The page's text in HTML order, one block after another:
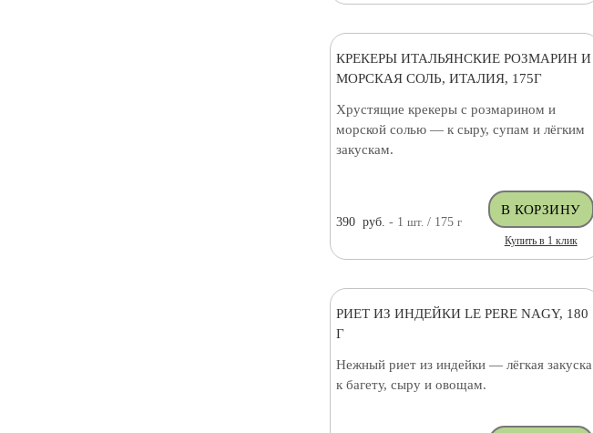
КРЕКЕРЫ ИТАЛЬЯНСКИЕ РОЗМАРИН И
МОРСКАЯ СОЛЬ, ИТАЛИЯ, 175Г
Хрустящие крекеры с розмарином и
морской солью — к сыру, супам и лёгким
закускам.
390 руб. - 1 шт. / 175 г
Купить в 1 клик
РИЕТ ИЗ ИНДЕЙКИ LE PERE NAGY, 180
Г
Нежный риет из индейки — лёгкая закуска
к багету, сыру и овощам.